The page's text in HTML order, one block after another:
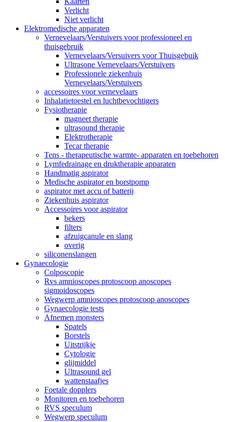
Verlicht
Niet verlicht
Elektromedische apparaten
Vernevelaars/Verstuivers voor professioneel en
thuisgebruik
Vernevelaars/Versuivers voor Thuisgebuik
Ultrasone Vernevelaars/Verstuivers
Professionele ziekenhuis
Vernevelaars/Verstuivers
accessoires voor vernevelaars
Inhalatietoestel en luchtbevochtigers
Fysiotherapie
magneet therapie
ultrasound therapie
Elektrotherapie
Tecar therapie
Tens - therapeutische warmte- apparaten en toebehoren
Lymfedrainage en druktherapie apparaten
Handmatig aspirator
Medische aspirator en borstpomp
aspirator met accu of batterij
Ziekenhuis aspirator
Accessoires voor aspirator
bekers
filters
afzuigcanule en slang
overig
siliconenslangen
Gynaecologie
Colposcopie
Rvs amnioscopes protoscoop anoscopes
sigmoidoscopes
Wegwerp amnioscopes protoscoop anoscopes
Gynaecologie tests
Afnemen monsters
Spatels
Borstels
Uitstrijkje
Cytologie
glijmiddel
Ultrasound gel
wattenstaafjes
Foetale dopplers
Monitoren en toebehoren
RVS speculum
Wegwerp speculum